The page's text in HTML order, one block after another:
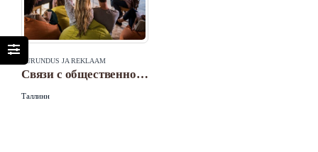
TURUNDUS JA REKLAAM
Связи с общественностью и продвижение информационных ресурсов
Таллинн